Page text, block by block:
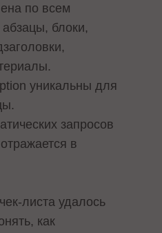
по всем
блоки,
уникальны для
запросов
в
листа удалось
как